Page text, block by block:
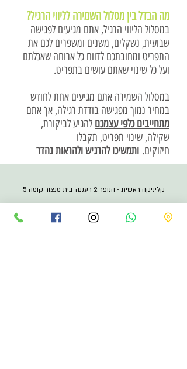
מה הבדל בין מסלול השמירה לליווי הרגיל?
במסלול הליווי הרגיל, אתם מגיעים לפגישה
שבועית, נשקלים, משנים ומשפרים לכם את
התפריט ומחובתכם לדווח כל ארוחה שאכלתם
ועל כל שינוי שאתם עושים בתפריט.
במסלול השמירה אתם מגיעים אחת לחודש
במחיר נמוך מפגישה בודדת רגילה, אך אתם
מתחייבים כלפי עצמכם להגיע לביקורת,
שקילה, שינוי תפריט, תקבלו
חיזוקים. ותמשיכו להרגיש ולהראות נהדר
קליניקה ראשית - הנופר 2 רעננה, בית מנצור קומה 5
המעבר|לרדת בגדול|מחירים תקנון אתר